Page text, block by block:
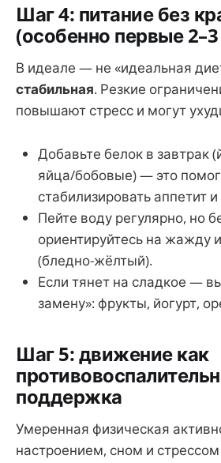
Шаг 4: питание без
(особенно первые
В идеале — не «идеальная
стабильная. Резкие
повышают стресс и могут
Добавьте белок в завтрак
яйца/бобовые) — это
стабилизировать аппетит
Пейте воду регулярно, но
ориентируйтесь на жажду
(бледно-жёлтый).
Если тянет на сладкое —
замену»: фрукты, йогурт,
Шаг 5: движение как
поддержка
Умеренная физическая
настроением, сном и